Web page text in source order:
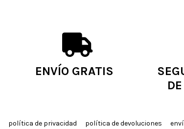
ENVÍO GRATIS
política de privacidad política de devoluciones